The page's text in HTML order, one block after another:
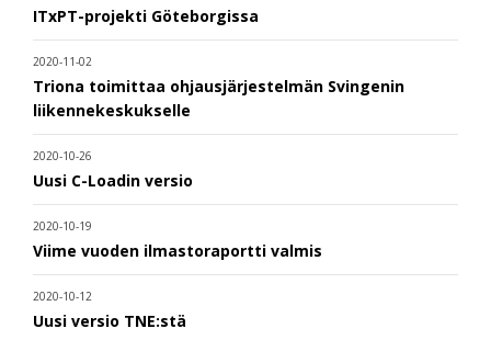
ITxPT-projekti Göteborgissa
2020-11-02
Triona toimittaa ohjausjärjestelmän Svingenin
liikennekeskukselle
2020-10-26
Uusi C-Loadin versio
2020-10-19
Viime vuoden ilmastoraportti valmis
2020-10-12
Uusi versio TNE:stä